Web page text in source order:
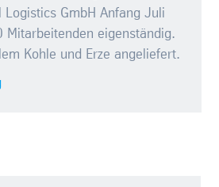
Logistics GmbH Anfang Juli
eigenständig.
Kohle und Erze angeliefert.